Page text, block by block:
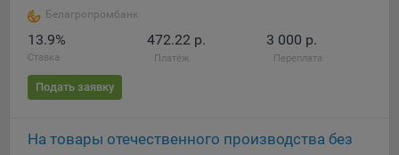
При этом, некоторые браузеры позволяют посещать
интернет-сайты в режиме «Инкогнито», чтобы ограничить
хранимый на компьютере объем информации и
автоматически удалять сессионные файлы cookie. Кроме
того, субъект персональных данных может удалить ранее
опцию в истории браузера.
Белагропромбанк
13.9%
Ставка
472.22 р.
Платёж
3 000 р.
Переплата
Подать заявку
На товары отечественного производства без